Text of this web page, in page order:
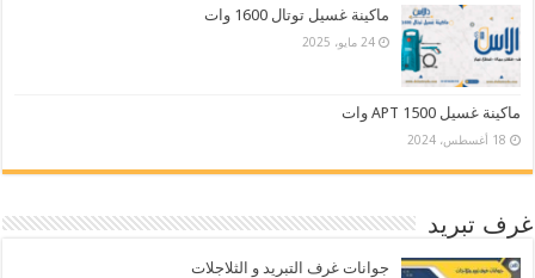
ماكينة غسيل توتال 1600 وات
24 مايو، 2025
ماكينة غسيل APT 1500 وات
18 أغسطس، 2024
غرف تبريد
جوانات غرف التبريد و الثلاجلات